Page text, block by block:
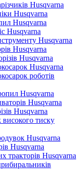
Husqvarna
Husqvarna
Husqvarna
Husqvarna
Husqvarna
Husqvarna
Husqvarna
Husqvarna
роботів
Husqvarna
Husqvarna
Husqvarna
тиску
Husqvarna
Husqvarna
тракторів Husqvarna